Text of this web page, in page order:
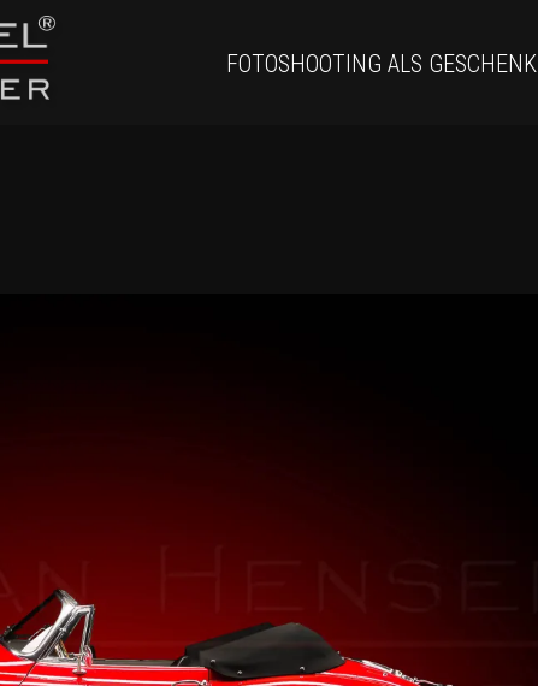
FOTOSHOOTING ALS GESCHENK